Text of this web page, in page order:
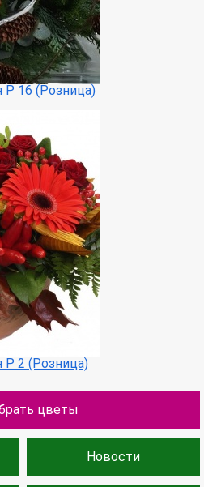
Р 16 (Розница)
Р 2 (Розница)
цветы
Новости